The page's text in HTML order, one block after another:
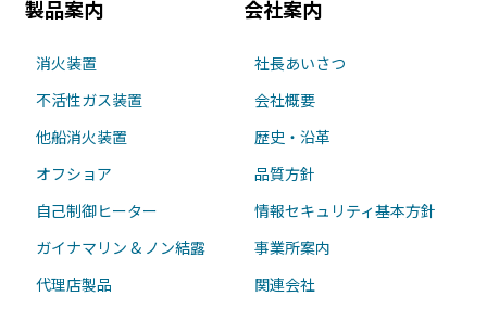
製品案内
消火装置
不活性ガス装置
他船消火装置
オフショア
自己制御ヒーター
ガイナマリン & ノン結露
代理店製品
会社案内
社長あいさつ
会社概要
歴史・沿革
品質方針
情報セキュリティ基本方針
事業所案内
関連会社